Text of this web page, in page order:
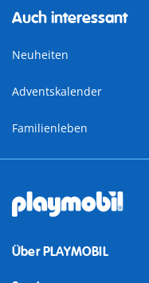
Auch interessant
Neuheiten
Adventskalender
Familienleben
Über PLAYMOBIL